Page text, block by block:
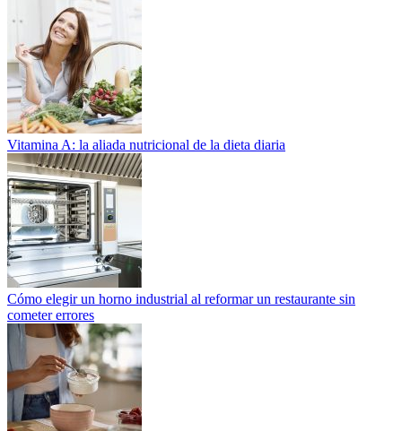
Vitamina A: la aliada nutricional de la dieta diaria
Cómo elegir un horno industrial al reformar un restaurante sin
cometer errores